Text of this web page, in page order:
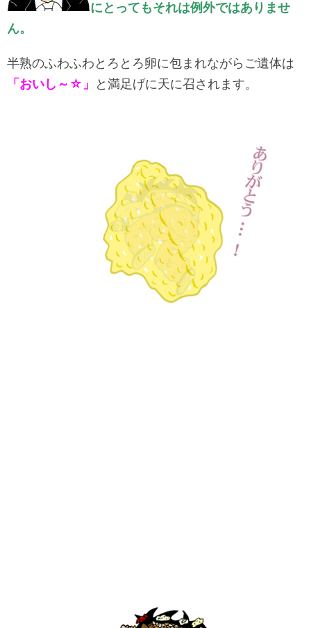
にとってもそれは例外ではありませ
ん。
半熟のふわふわとろとろ卵に包まれながらご遺体は
「おいし～☆」
と満足げに天に召されます。